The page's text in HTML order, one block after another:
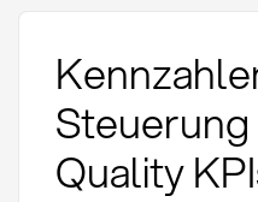
Quality